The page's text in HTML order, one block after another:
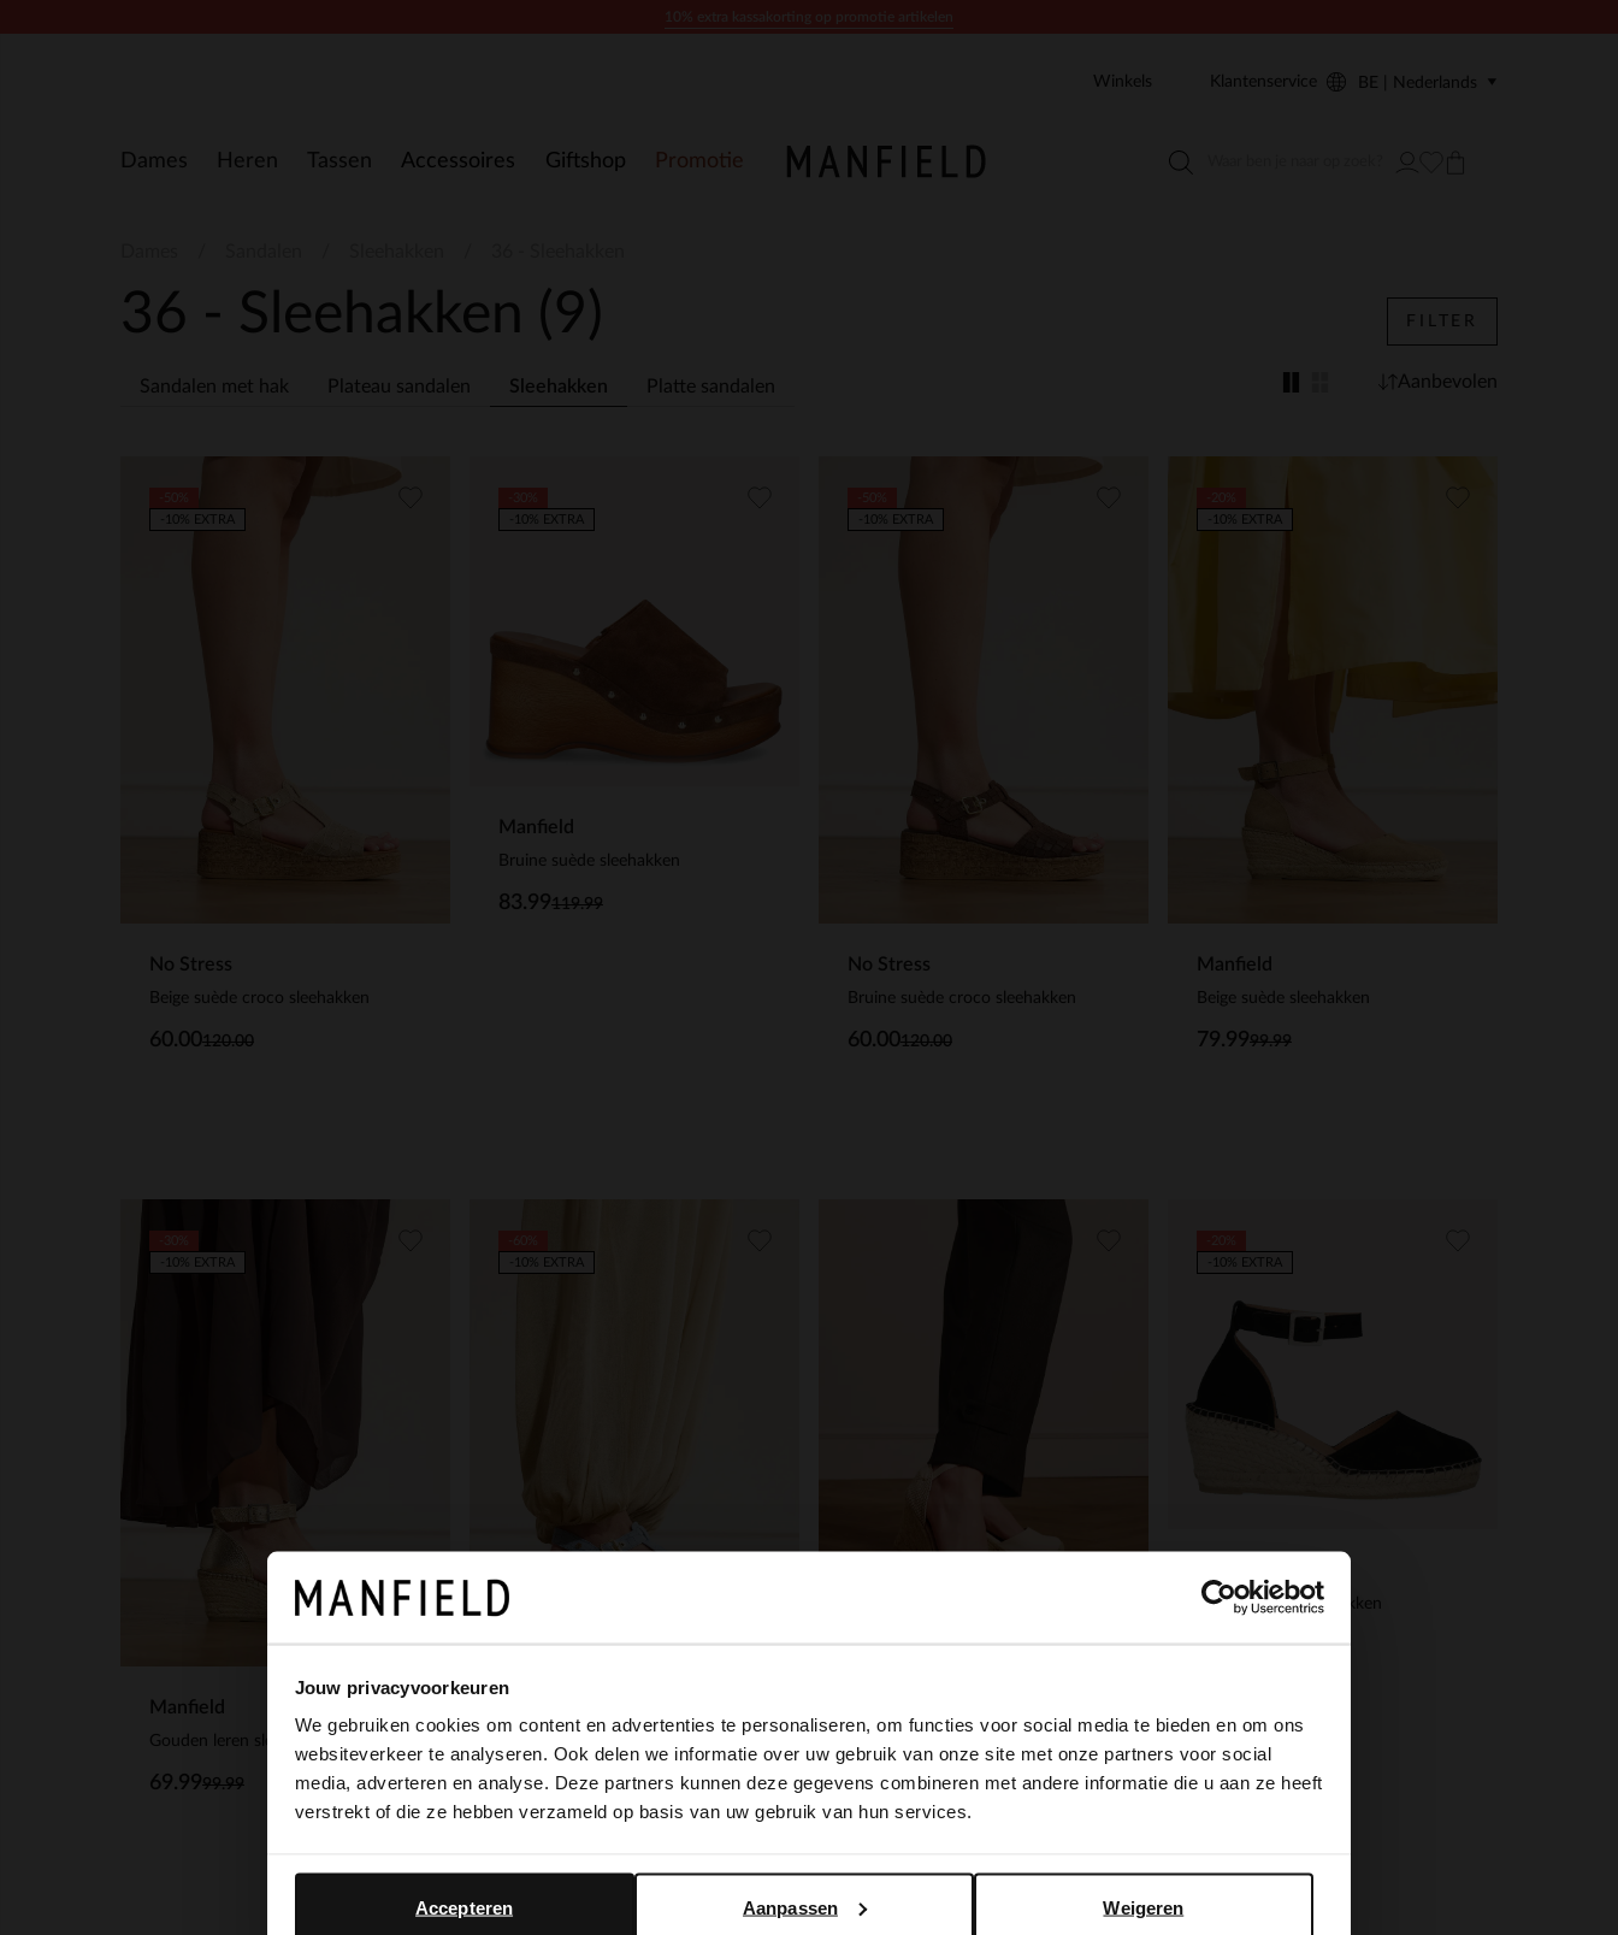
Jouw privacyvoorkeuren
We gebruiken cookies om content en advertenties te personaliseren, om functies voor social media te bieden en om ons
websiteverkeer te analyseren. Ook delen we informatie over uw gebruik van onze site met onze partners voor social
media, adverteren en analyse. Deze partners kunnen deze gegevens combineren met andere informatie die u aan ze heeft
verstrekt of die ze hebben verzameld op basis van uw gebruik van hun services.
Weigeren
Aanpassen
Accepteren
Dames Heren Tassen Accessoires Giftshop Promotie
Winkels Klantenservice BE | Nederlands
36 - Sleehakken (9)
Sandalen met hak Plateau sandalen Sleehakken Platte sandalen
FILTER
Aanbevolen
No Stress
Beige suède croco sleehakken
120.00
60.00
-10% EXTRA
Manfield
Bruine suède sleehakken
119.99
83.99
-10% EXTRA
No Stress
Bruine suède croco sleehakken
120.00
60.00
-10% EXTRA
Manfield
Beige suède sleehakken
99.99
79.99
-10% EXTRA
Manfield
Gouden leren sleehakken
99.99
69.99
-10% EXTRA
120.00
48.00
-10% EXTRA
89.99
Zwarte suède sleehakken
99.99
79.99
-10% EXTRA
×
It looks like your language isn't Dutch. Would you like to